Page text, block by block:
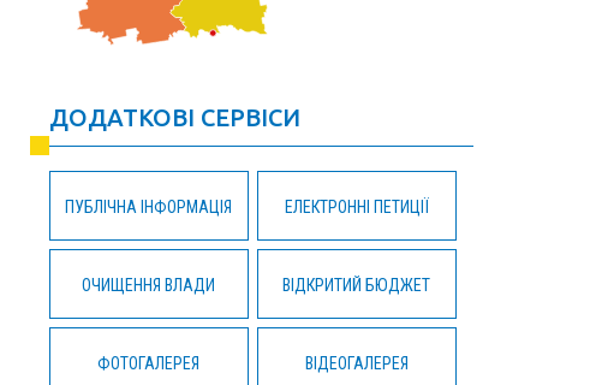
ДОДАТКОВІ СЕРВІСИ
ПУБЛІЧНА ІНФОРМАЦІЯ ЕЛЕКТРОННІ ПЕТИЦІЇ
ОЧИЩЕННЯ ВЛАДИ ВІДКРИТИЙ БЮДЖЕТ
ФОТОГАЛЕРЕЯ ВІДЕОГАЛЕРЕЯ